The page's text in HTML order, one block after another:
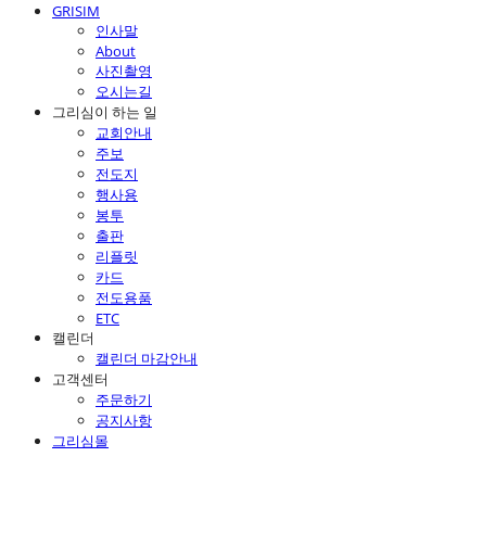
GRISIM
인사말
About
사진촬영
오시는길
그리심이 하는 일
교회안내
주보
전도지
행사용
봉투
출판
리플릿
카드
전도용품
ETC
캘린더
캘린더 마감안내
고객센터
주문하기
공지사항
그리심몰